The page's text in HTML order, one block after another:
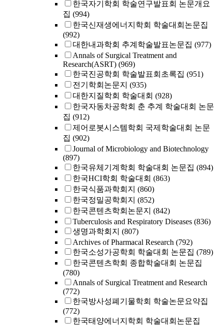
한국자기학회 학술연구발표회 논문개요
집 (994)
한국신재생에너지학회 학술대회논문집
(992)
대한내과학회 추계학술발표논문집 (977)
Annals of Surgical Treatment and
Research(ASRT) (969)
한국진공학회 학술발표회초록집 (951)
전기학회논문지 (935)
대한지질학회 학술대회 (928)
한국자동차공학회 춘 추계 학술대회 논문
집 (912)
제어로봇시스템학회 국제학술대회 논문
집 (902)
Journal of Microbiology and Biotechnology
(897)
한국유체기계학회 학술대회 논문집 (894)
한국HCI학회 학술대회 (863)
한국식품과학회지 (860)
한국정밀공학회지 (852)
한국콘텐츠학회논문지 (842)
Tuberculosis and Respiratory Diseases (836)
생명과학회지 (807)
Archives of Pharmacal Research (792)
한국소성가공학회 학술대회 논문집 (789)
한국콘텐츠학회 종합학술대회 논문집
(780)
Annals of Surgical Treatment and Research
(772)
한국방사성폐기물학회 학술논문요약집
(772)
한국태양에너지학회 학술대회논문집